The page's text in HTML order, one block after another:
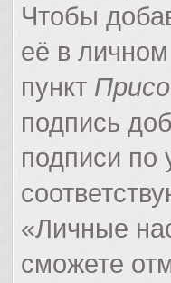
Чтобы
её в
пункт
подпись
подписи
«Личные
сможете